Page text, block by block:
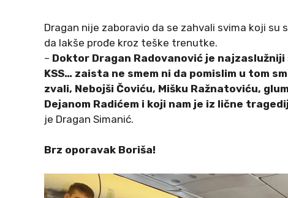
Dragan nije zaboravio da se zahvali svima koji
da lakše prođe kroz teške trenutke.
– Doktor Dragan Radovanović je
KSS… zaista ne smem ni da pomislim u tom
zvali, Nebojši Čoviću, Mišku Ražnatoviću,
Dejanom Radićem i koji nam je iz lične
je Dragan Simanić.
Brz oporavak Boriša!